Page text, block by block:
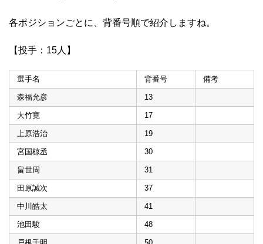
各ポジションごとに、背番号順で紹介しますね。
【投手：15人】
選手名 背番号 備考
森福允彦 13
大竹寛 17
上原浩治 19
宮国椋丞 30
畠世周 31
田原誠次 37
中川皓太 41
池田駿 48